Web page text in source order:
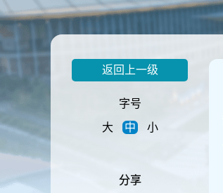
容
区
域
返回上一级
字号
大
中 小
分享